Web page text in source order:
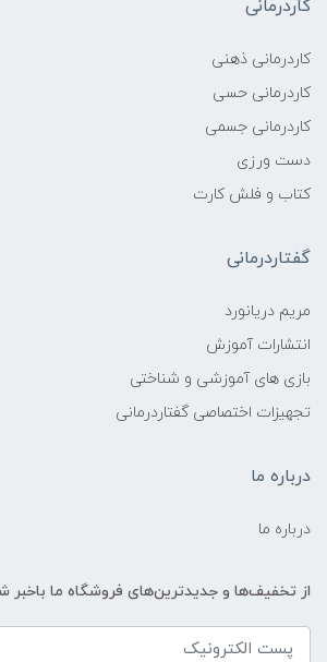
کاردرمانی
کاردرمانی ذهنی
کاردرمانی حسی
کاردرمانی جسمی
دست ورزی
کتاب و فلش کارت
گفتاردرمانی
مریم دریانورد
انتشارات آموزش
بازی های آموزشی و شناختی
تجهیزات اختصاصی گفتاردرمانی
درباره ما
درباره ما
از تخفیف‌ها و جدیدترین‌های فروشگاه ما باخبر